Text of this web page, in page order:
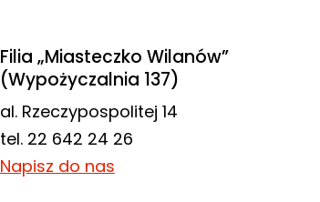
Filia „Miasteczko Wilanów”
(Wypożyczalnia 137)
al. Rzeczypospolitej 14
tel. 22 642 24 26
Napisz do nas